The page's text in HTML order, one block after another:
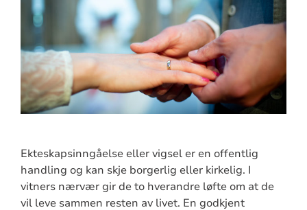
Ekteskapsinngåelse eller vigsel er en offentlig
handling og kan skje borgerlig eller kirkelig. I
vitners nærvær gir de to hverandre løfte om at de
vil leve sammen resten av livet. En godkjent